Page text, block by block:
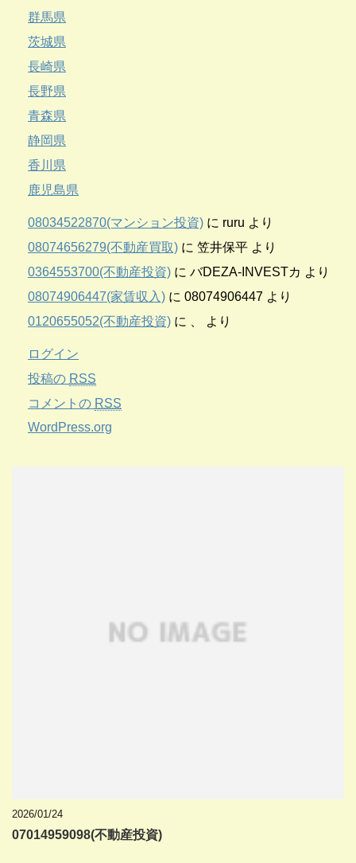
群馬県
茨城県
長崎県
長野県
青森県
静岡県
香川県
鹿児島県
08034522870(マンション投資) に ruru より
08074656279(不動産買取) に 笠井保平 より
0364553700(不動産投資) に バDEZA-INVESTカ より
08074906447(家賃収入) に 08074906447 より
0120655052(不動産投資) に より
ログイン
投稿の RSS
コメントの RSS
WordPress.org
2026/01/24
07014959098(不動産投資)